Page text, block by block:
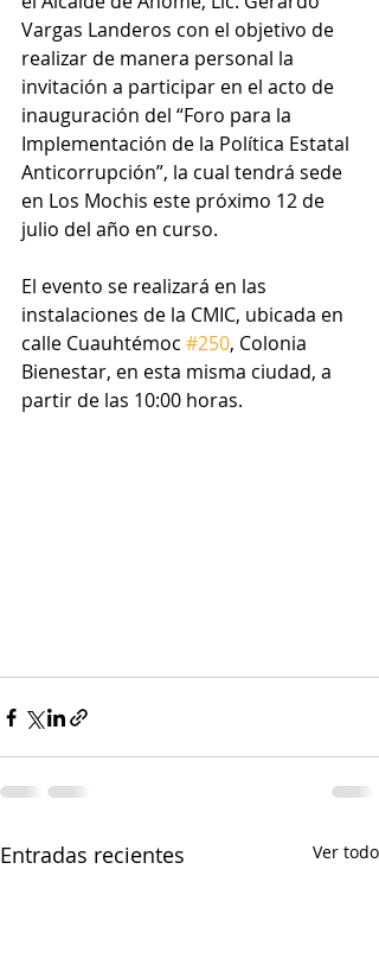
Vargas Landeros con el objetivo de
realizar de manera personal la
invitación a participar en el acto de
inauguración del “Foro para la
Implementación de la Política Estatal
Anticorrupción”, la cual tendrá sede
en Los Mochis este próximo 12 de
julio del año en curso.
El evento se realizará en las
instalaciones de la CMIC, ubicada en
calle Cuauhtémoc #250, Colonia
Bienestar, en esta misma ciudad, a
partir de las 10:00 horas.
Entradas recientes Ver todo